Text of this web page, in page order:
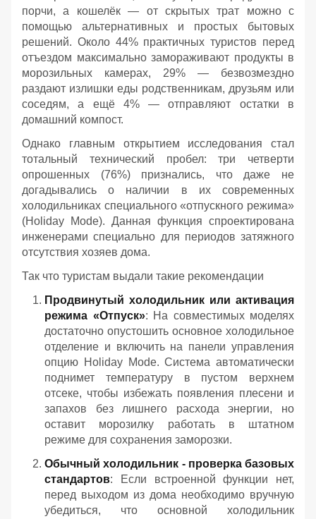
порчи, а кошелёк — от скрытых трат можно с
помощью альтернативных и простых бытовых
решений. Около 44% практичных туристов перед
отъездом максимально замораживают продукты в
морозильных камерах, 29% — безвозмездно
раздают излишки еды родственникам, друзьям или
соседям, а ещё 4% — отправляют остатки в
домашний компост.
Однако главным открытием исследования стал
тотальный технический пробел: три четверти
опрошенных (76%) признались, что даже не
догадывались о наличии в их современных
холодильниках специального «отпускного режима»
(Holiday Mode). Данная функция спроектирована
инженерами специально для периодов затяжного
отсутствия хозяев дома.
Так что туристам выдали такие рекомендации
Продвинутый холодильник или активация
режима «Отпуск»: На совместимых моделях
достаточно опустошить основное холодильное
отделение и включить на панели управления
опцию Holiday Mode. Система автоматически
поднимет температуру в пустом верхнем
отсеке, чтобы избежать появления плесени и
запахов без лишнего расхода энергии, но
оставит морозилку работать в штатном
режиме для сохранения заморозки.
Обычный холодильник - проверка базовых
стандартов: Если встроенной функции нет,
перед выходом из дома необходимо вручную
убедиться, что основной холодильник